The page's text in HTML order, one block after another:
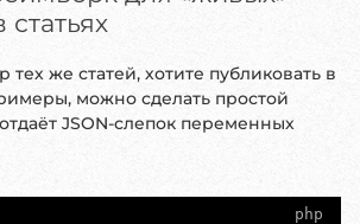
тех же статей, хотите публиковать в
можно сделать простой
JSON-слепок переменных
php